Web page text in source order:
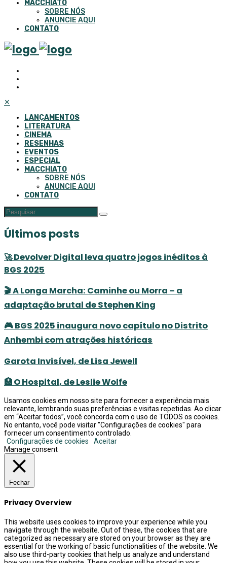
MACCHIATO
SOBRE NÓS
ANUNCIE AQUI
CONTATO
✕
LANÇAMENTOS
LITERATURA
CINEMA
RESENHAS
EVENTOS
ESPECIAL
MACCHIATO
SOBRE NÓS
ANUNCIE AQUI
CONTATO
Últimos posts
🚀 Devolver Digital leva quatro jogos inéditos à
BGS 2025
🎬 A Longa Marcha: Caminhe ou Morra – a
adaptação brutal de Stephen King
🎮 BGS 2025 inaugura novo capítulo no Distrito
Anhembi com atrações históricas
Garota Invisível, de Lisa Jewell
🏥 O Hospital, de Leslie Wolfe
Usamos cookies em nosso site para fornecer a experiência mais
relevante, lembrando suas preferências e visitas repetidas. Ao clicar
em “Aceitar todos”, você concorda com o uso de TODOS os cookies.
No entanto, você pode visitar "Configurações de cookies" para
fornecer um consentimento controlado.
Configurações de cookies
Aceitar
Manage consent
Fechar
Privacy Overview
This website uses cookies to improve your experience while you
navigate through the website. Out of these, the cookies that are
categorized as necessary are stored on your browser as they are
essential for the working of basic functionalities of the website. We
also use third-party cookies that help us analyze and understand